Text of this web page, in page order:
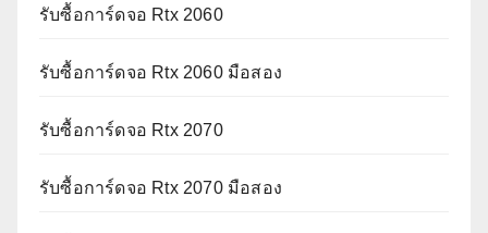
รับซื้อการ์ดจอ Rtx 2060
รับซื้อการ์ดจอ Rtx 2060 มือสอง
รับซื้อการ์ดจอ Rtx 2070
รับซื้อการ์ดจอ Rtx 2070 มือสอง